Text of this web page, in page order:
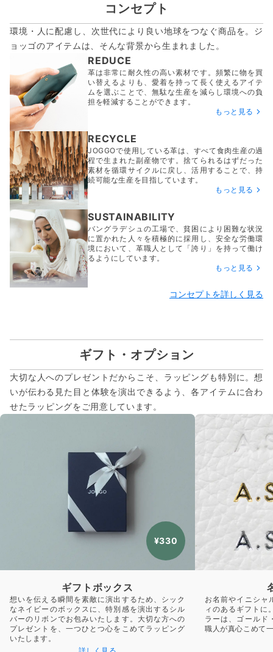
コンセプト
環境・人に配慮し、次世代により良い地球をつなぐ商品を。ジ
ョッゴのアイテムは、 そんな背景から生まれました。
REDUCE
革は非常に耐久性の高い素材です。頻繁に物を買
い替えるよりも、愛着を持って長く使えるアイテ
ムを選ぶことで、無駄な生産を減らし環境への負
担を軽減することができます。
もっと見る
RECYCLE
JOGGOで使用している革は、すべて食肉生産の過
程で生まれた副産物です。捨てられるはずだった
素材を循環サイクルに戻し、活用することで、持
続可能な生産を目指しています。
もっと見る
SUSTAINABILITY
バングラデシュの工場で、貧困により困難な状況
に置かれた人々を積極的に採用し、安全な労働環
境において、革職人として「誇り」を持って働け
るようにしています。
もっと見る
コンセプトを詳しく見る
ギフト・オプション
大切な人へのプレゼントだからこそ、ラッピングも特別に。想
いが伝わる見た目と体験を演出できるよう、各アイテムに合わ
せたラッピングをご用意しています。
¥330
ギフトボックス
想いを伝える瞬間を素敵に演出するため、シック
なネイビーのボックスに、特別感を演出するシル
バーのリボンでお包みいたします。大切な方への
プレゼントを、一つひとつ心をこめてラッピング
いたします。
お名前やイニシャ
ィのあるギフトに
ラーは、ゴールド
職人が真心こめて